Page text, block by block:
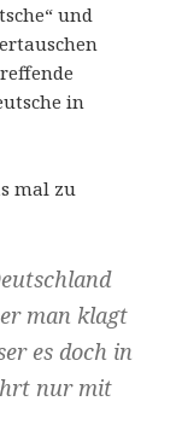
und
in
mal zu
man klagt
es doch in
nur mit